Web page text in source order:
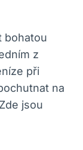
bohatou
z
při
na
jsou